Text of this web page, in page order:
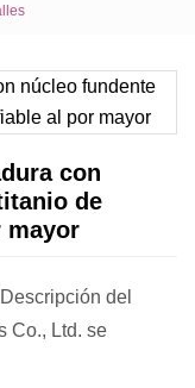
con
de
mayor
del
Co., Ltd. se